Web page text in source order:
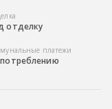
отделку
платежи